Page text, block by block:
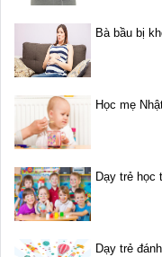
Bà bầu bị
Học mẹ
Dạy trẻ học
Dạy trẻ